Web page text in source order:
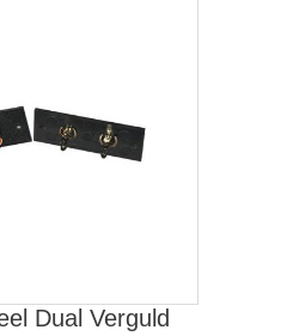
Dual Verguld